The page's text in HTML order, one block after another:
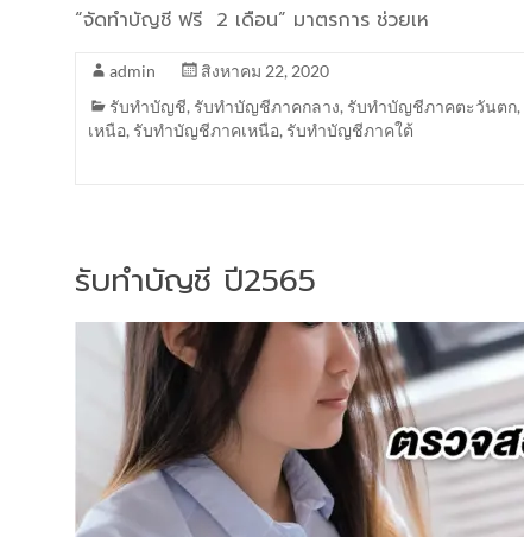
“จัดทำบัญชี ฟรี 2 เดือน” มาตรการ ช่วยเห
admin
สิงหาคม 22, 2020
รับทำบัญชี, รับทำบัญชีภาคกลาง, รับทำบัญชีภาคตะวันตก,
เหนือ, รับทำบัญชีภาคเหนือ, รับทำบัญชีภาคใต้
รับทำบัญชี ปี2565